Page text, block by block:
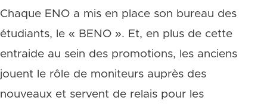
Chaque ENO a mis en place son bureau des
étudiants, le « BENO ». Et, en plus de cette
entraide au sein des promotions, les anciens
jouent le rôle de moniteurs auprès des
nouveaux et servent de relais pour les